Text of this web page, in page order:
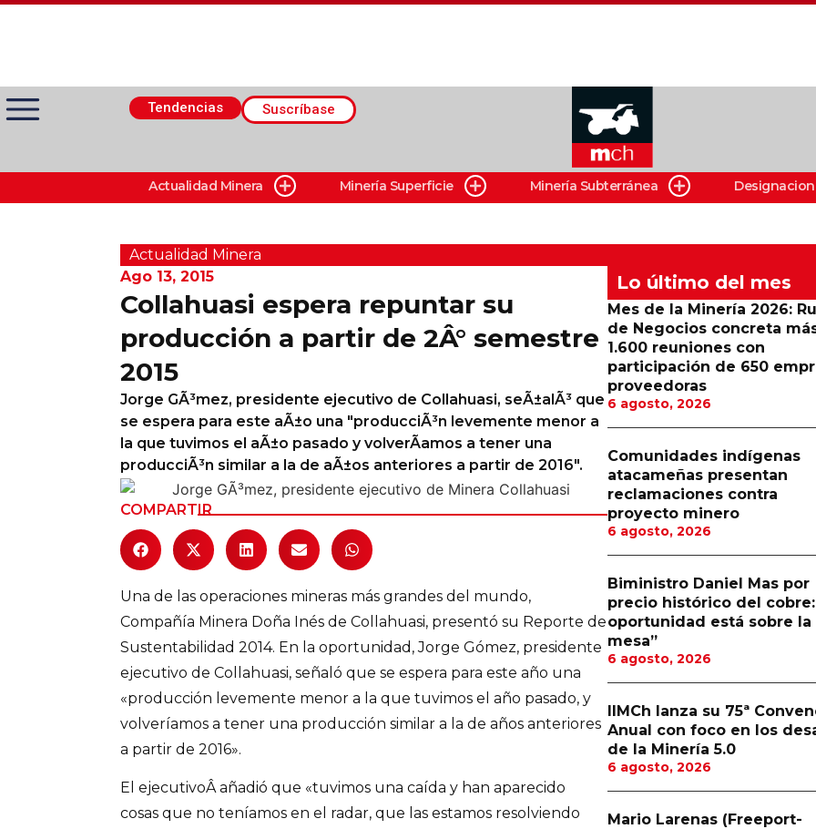
Tendencias Suscríbase
Actualidad Minera
Minería Superficie
Minerí­a Subterránea
Columnas de Opinión
Calendario de Eventos
Actualidad Minera Minería Superficie Minería Subterránea
Actualidad Minera
Ago 13, 2015
Collahuasi espera repuntar su
producción a partir de 2Â° semestre
2015
Jorge GÃ³mez, presidente ejecutivo de Collahuasi, seÃ±alÃ³ que
se espera para este aÃ±o una "producciÃ³n levemente menor a
la que tuvimos el aÃ±o pasado y volverÃ­amos a tener una
producciÃ³n similar a la de aÃ±os anteriores a partir de 2016".
COMPARTIR
Una de las operaciones mineras más grandes del mundo,
Compañía Minera Doña Inés de Collahuasi, presentó su Reporte de
Sustentabilidad 2014. En la oportunidad, Jorge Gómez, presidente
ejecutivo de Collahuasi, señaló que se espera para este año una
«producción levemente menor a la que tuvimos el año pasado, y
volveríamos a tener una producción similar a la de años anteriores
a partir de 2016».
El ejecutivoÂ añadió que «tuvimos una caída y han aparecido
cosas que no teníamos en el radar, que las estamos resolviendo
Lo último del mes
Mes de la Minería 2026:
de Negocios concreta
1.600 reuniones con
participación de 650
proveedoras
6 agosto, 2026
Comunidades indígenas
atacameñas presentan
reclamaciones contra
proyecto minero
6 agosto, 2026
Biministro Daniel Mas por
precio histórico del cobre:
oportunidad está sobre la
mesa”
6 agosto, 2026
IIMCh lanza su 75ª
Anual con foco en los
de la Minería 5.0
6 agosto, 2026
Mario Larenas (Freeport-